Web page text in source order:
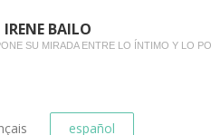
IRENE BAILO
SU MIRADA ENTRE LO ÍNTIMO Y LO
español